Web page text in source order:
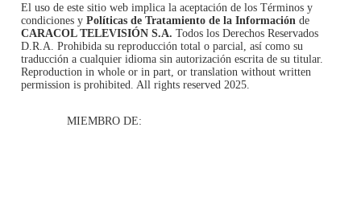
El uso de este sitio web implica la aceptación de los Términos y
condiciones y Políticas de Tratamiento de la Información de
CARACOL TELEVISIÓN S.A. Todos los Derechos Reservados
D.R.A. Prohibida su reproducción total o parcial, así como su
traducción a cualquier idioma sin autorización escrita de su titular.
Reproduction in whole or in part, or translation without written
permission is prohibited. All rights reserved 2025.
MIEMBRO DE: